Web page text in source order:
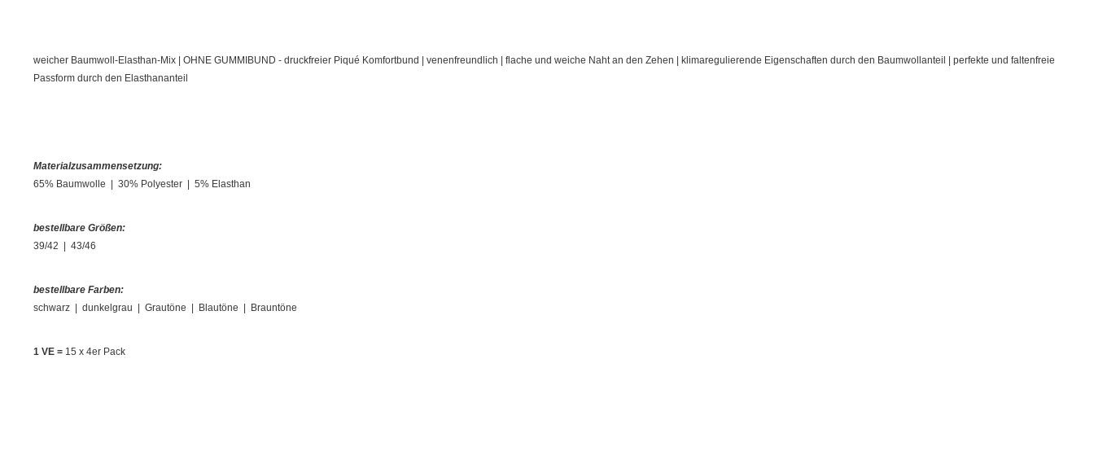
weicher Baumwoll-Elasthan-Mix | OHNE GUMMIBUND - druckfreier Piqué Komfortbund | venenfreundlich | flache und weiche Naht an den Zehen | klimaregulierende Eigenschaften durch den Baumwollanteil | perfekte und faltenfreie
Passform durch den Elasthananteil
Materialzusammensetzung:
65% Baumwolle | 30% Polyester | 5% Elasthan
bestellbare Größen:
39/42 | 43/46
bestellbare Farben:
schwarz | dunkelgrau | Grautöne | Blautöne | Brauntöne
1 VE = 15 x 4er Pack